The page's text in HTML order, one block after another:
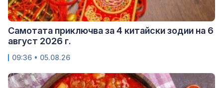
Самотата приключва за 4 китайски зодии на 6
август 2026 г.
09:36 • 05.08.26